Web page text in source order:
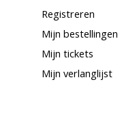
Registreren
Mijn bestellingen
Mijn tickets
Mijn verlanglijst